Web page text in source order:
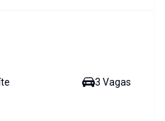
3 Vagas